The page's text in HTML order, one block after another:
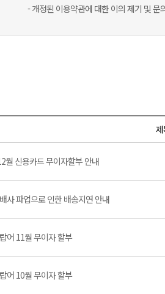
- 개정된 이용약관에 대한 이의 제기 및
월 신용카드 무이자할부 안내
사 파업으로 인한 배송지연 안내
어 11월 무이자 할부
어 10월 무이자 할부